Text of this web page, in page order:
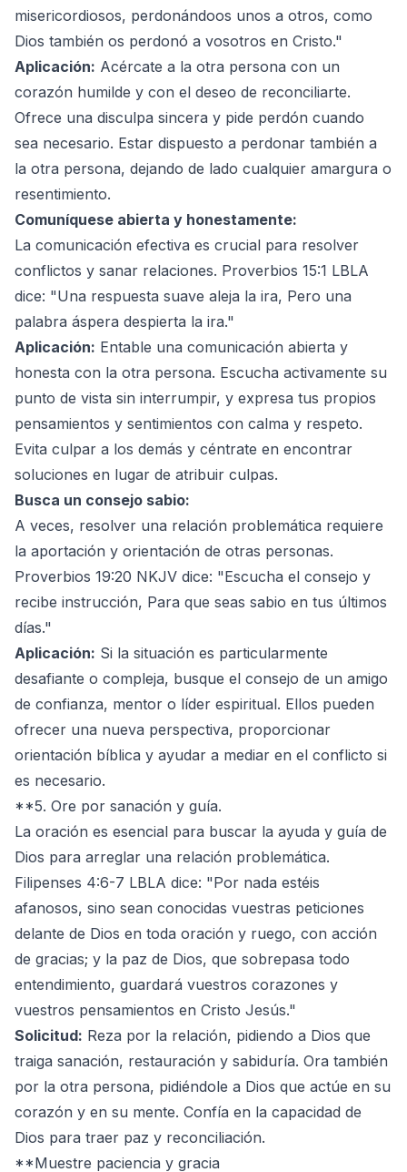
misericordiosos, perdonándoos unos a otros, como
Dios también os perdonó a vosotros en Cristo."
Aplicación: Acércate a la otra persona con un
corazón humilde y con el deseo de reconciliarte.
Ofrece una disculpa sincera y pide perdón cuando
sea necesario. Estar dispuesto a perdonar también a
la otra persona, dejando de lado cualquier amargura o
resentimiento.
Comuníquese abierta y honestamente:
La comunicación efectiva es crucial para resolver
conflictos y sanar relaciones. Proverbios 15:1 LBLA
dice: "Una respuesta suave aleja la ira, Pero una
palabra áspera despierta la ira."
Aplicación: Entable una comunicación abierta y
honesta con la otra persona. Escucha activamente su
punto de vista sin interrumpir, y expresa tus propios
pensamientos y sentimientos con calma y respeto.
Evita culpar a los demás y céntrate en encontrar
soluciones en lugar de atribuir culpas.
Busca un consejo sabio:
A veces, resolver una relación problemática requiere
la aportación y orientación de otras personas.
Proverbios 19:20 NKJV dice: "Escucha el consejo y
recibe instrucción, Para que seas sabio en tus últimos
días."
Aplicación: Si la situación es particularmente
desafiante o compleja, busque el consejo de un amigo
de confianza, mentor o líder espiritual. Ellos pueden
ofrecer una nueva perspectiva, proporcionar
orientación bíblica y ayudar a mediar en el conflicto si
es necesario.
**5. Ore por sanación y guía.
La oración es esencial para buscar la ayuda y guía de
Dios para arreglar una relación problemática.
Filipenses 4:6-7 LBLA dice: "Por nada estéis
afanosos, sino sean conocidas vuestras peticiones
delante de Dios en toda oración y ruego, con acción
de gracias; y la paz de Dios, que sobrepasa todo
entendimiento, guardará vuestros corazones y
vuestros pensamientos en Cristo Jesús."
Solicitud: Reza por la relación, pidiendo a Dios que
traiga sanación, restauración y sabiduría. Ora también
por la otra persona, pidiéndole a Dios que actúe en su
corazón y en su mente. Confía en la capacidad de
Dios para traer paz y reconciliación.
**Muestre paciencia y gracia